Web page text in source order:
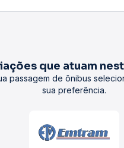
que atuam
passagem de ônibus
sua preferência.